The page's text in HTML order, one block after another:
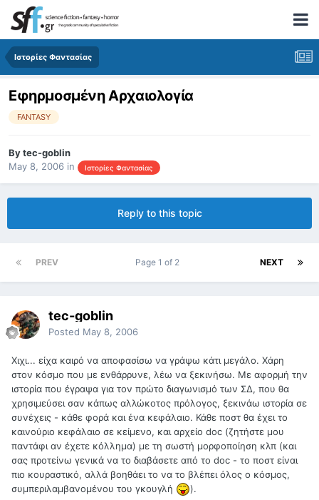
Ιστορίες Φαντασίας
Εφηρμοσμένη Αρχαιολογία
FANTASY
Bytec-goblin
May 8, 2006 in Ιστορίες Φαντασίας
Reply to this topic
PREV NEXT
Page 1 of 2
tec-goblin
Posted May 8, 2006
Χιχι... είχα καιρό να αποφασίσω να γράψω κάτι μεγάλο. Χάρη
στον κόσμο που με ενθάρρυνε, λέω να ξεκινήσω. Με αφορμή την
ιστορία που έγραψα για τον πρώτο διαγωνισμό των ΣΔ, που θα
χρησιμεύσει σαν κάπως αλλώκοτος πρόλογος, ξεκινάω ιστορία σε
συνέχεις - κάθε φορά και ένα κεφάλαιο. Κάθε ποστ θα έχει το
καινούριο κεφάλαιο σε κείμενο, και αρχείο doc (ζητήστε μου
παντάφι αν έχετε κόλλημα) με τη σωστή μορφοποίηση κλπ (και
σας προτείνω γενικά να το διαβάσετε από το doc - το ποστ είναι
πιο κουραστικό, αλλά βοηθάει το να το βλέπει όλος ο κόσμος,
συμπεριλαμβανομένου του γκουγλή
).